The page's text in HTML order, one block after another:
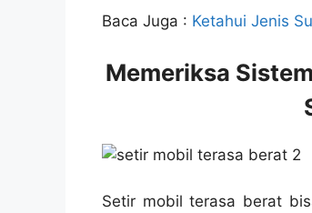
Baca Juga : Ketahui Jenis
Memeriksa
Setir mobil terasa berat